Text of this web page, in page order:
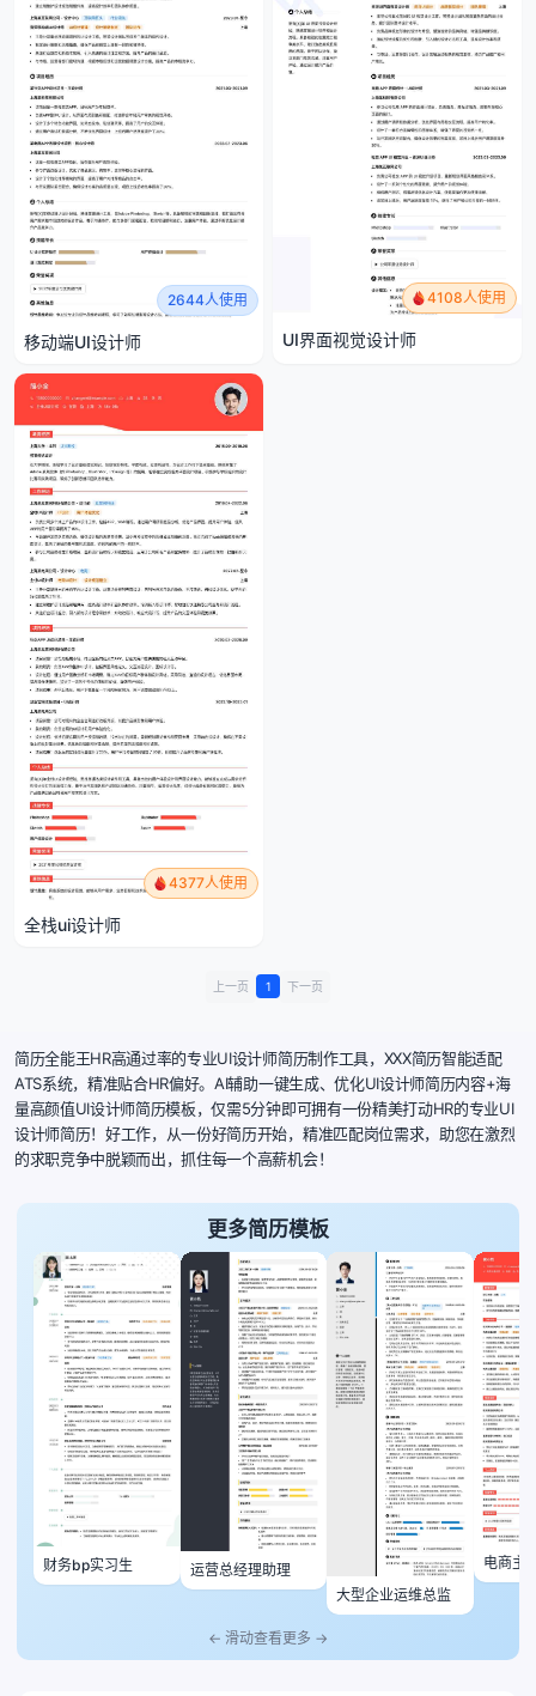
2644人使用
移动端UI设计师
4108人使用
UI界面视觉设计师
4377人使用
全栈ui设计师
上一页 1 下一页
简历全能王HR高通过率的专业UI设计师简历制作工具，XXX简历智能适配
ATS系统，精准贴合HR偏好。AI辅助一键生成、优化UI设计师简历内容+海
量高颜值UI设计师简历模板，仅需5分钟即可拥有一份精美打动HR的专业UI
设计师简历！好工作，从一份好简历开始，精准匹配岗位需求，助您在激烈
的求职竞争中脱颖而出，抓住每一个高薪机会！
更多简历模板
财务bp实习生
运营总经理助理
大型企业运维总监
电商主
← 滑动查看更多 →